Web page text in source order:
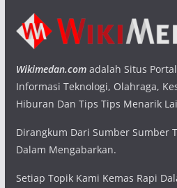
Wikimedan.comadalah Situs Portal
Informasi Teknologi, Olahraga,
Hiburan Dan Tips Tips Menarik
Dirangkum Dari Sumber Sumber
Dalam Mengabarkan.
Setiap Topik Kami Kemas Rapi